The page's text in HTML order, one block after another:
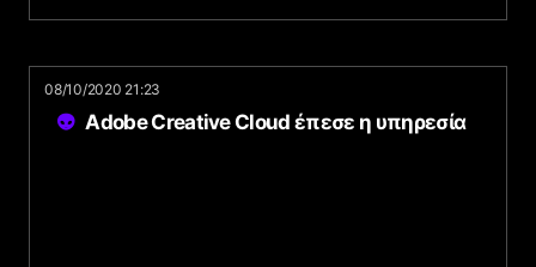
08/10/2020 21:23
Adobe Creative Cloud έπεσε η υπηρεσία